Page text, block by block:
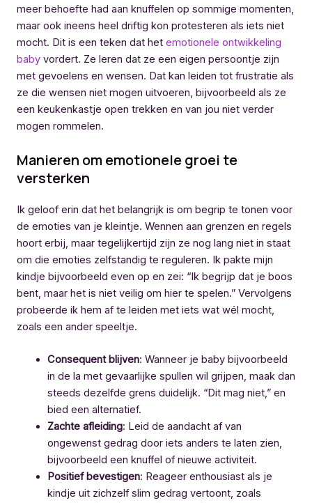
meer behoefte had aan knuffelen op sommige momenten,
maar ook ineens heel driftig kon protesteren als iets niet
mocht. Dit is een teken dat het emotionele ontwikkeling
baby vordert. Ze leren dat ze een eigen persoontje zijn
met gevoelens en wensen. Dat kan leiden tot frustratie als
ze die wensen niet mogen uitvoeren, bijvoorbeeld als ze
een keukenkastje open trekken en van jou niet verder
mogen rommelen.
Manieren om emotionele groei te
versterken
Ik geloof erin dat het belangrijk is om begrip te tonen voor
de emoties van je kleintje. Wennen aan grenzen en regels
hoort erbij, maar tegelijkertijd zijn ze nog lang niet in staat
om die emoties zelfstandig te reguleren. Ik pakte mijn
kindje bijvoorbeeld even op en zei: “Ik begrijp dat je boos
bent, maar het is niet veilig om hier te spelen.” Vervolgens
probeerde ik hem af te leiden met iets wat wél mocht,
zoals een ander speeltje.
Consequent blijven: Wanneer je baby bijvoorbeeld
in de la met gevaarlijke spullen wil grijpen, maak dan
steeds dezelfde grens duidelijk. “Dit mag niet,” en
bied een alternatief.
Zachte afleiding: Leid de aandacht af van
ongewenst gedrag door iets anders te laten zien,
bijvoorbeeld een knuffel of nieuwe activiteit.
Positief bevestigen: Reageer enthousiast als je
kindje uit zichzelf slim gedrag vertoont, zoals